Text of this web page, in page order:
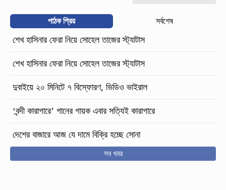
পাঠক প্রিয় সর্বশেষ
শেখ হাসিনার ফেরা নিয়ে সোহেল তাজের স্ট্যাটাস
শেখ হাসিনার ফেরা নিয়ে সোহেল তাজের স্ট্যাটাস
দুবাইয়ে ২০ মিনিটে ৭ বিস্ফোরণ, ভিডিও ভাইরাল
‘বন্দী কারাগারে’ গানের গায়ক এবার সত্যিই কারাগারে
দেশের বাজারে আজ যে দামে বিক্রি হচ্ছে সোনা
সব খবর